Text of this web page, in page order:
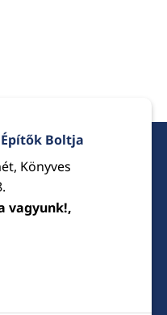
Boltja
Könyves
vagyunk!,